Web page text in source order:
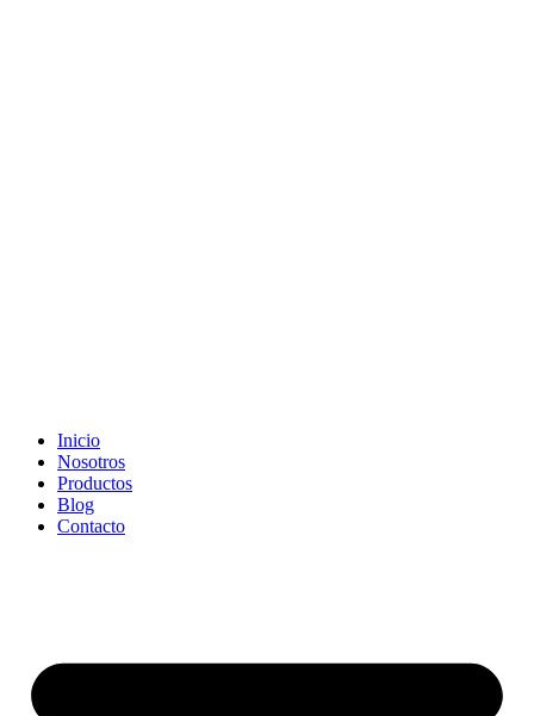
Inicio
Nosotros
Productos
Blog
Contacto